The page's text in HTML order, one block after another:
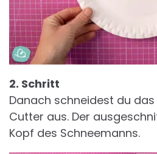
2. Schritt
Danach schneidest du
Cutter aus. Der
Kopf des Schneemanns.